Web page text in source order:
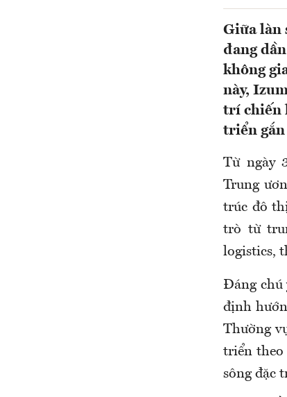
Giữa làn
đang
không
này,
trí chiến
triển gắn
Từ ngày
Trung
trúc đô
trò từ
logistics,
Đáng chú
định
Thường
triển theo
sông đặc